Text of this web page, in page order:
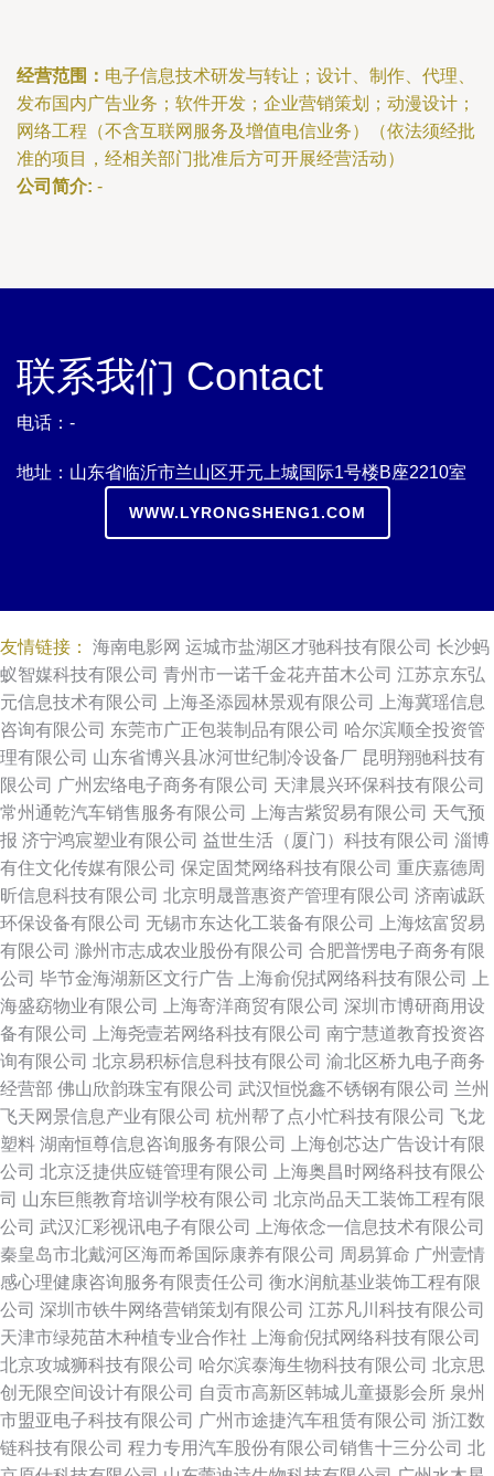
经营范围： 电子信息技术研发与转让；设计、制作、代理、
发布国内广告业务；软件开发；企业营销策划；动漫设计；
网络工程（不含互联网服务及增值电信业务）（依法须经批
准的项目，经相关部门批准后方可开展经营活动）
公司简介: -
联系我们 Contact
电话：-
地址：山东省临沂市兰山区开元上城国际1号楼B座2210室
WWW.LYRONGSHENG1.COM
友情链接： 海南电影网 运城市盐湖区才驰科技有限公司 长沙蚂
蚁智媒科技有限公司 青州市一诺千金花卉苗木公司 江苏京东弘
元信息技术有限公司
上海圣添园林景观有限公司
上海冀瑶信息
咨询有限公司 东莞市广正包装制品有限公司 哈尔滨顺全投资管
理有限公司 山东省博兴县冰河世纪制冷设备厂 昆明翔驰科技有
限公司 广州宏络电子商务有限公司 天津晨兴环保科技有限公司
常州通乾汽车销售服务有限公司
上海吉紫贸易有限公司 天气预
报 济宁鸿宸塑业有限公司 益世生活（厦门）科技有限公司 淄博
有住文化传媒有限公司 保定固梵网络科技有限公司 重庆嘉德周
昕信息科技有限公司 北京明晟普惠资产管理有限公司 济南诚跃
环保设备有限公司 无锡市东达化工装备有限公司
上海炫富贸易
有限公司 滁州市志成农业股份有限公司 合肥普愣电子商务有限
公司 毕节金海湖新区文行广告 上海俞倪拭网络科技有限公司
上
海盛窈物业有限公司
上海寄洋商贸有限公司 深圳市博研商用设
备有限公司
上海尧壹若网络科技有限公司 南宁慧道教育投资咨
询有限公司 北京易积标信息科技有限公司 渝北区桥九电子商务
经营部 佛山欣韵珠宝有限公司 武汉恒悦鑫不锈钢有限公司 兰州
飞天网景信息产业有限公司 杭州帮了点小忙科技有限公司 飞龙
塑料 湖南恒尊信息咨询服务有限公司
上海创芯达广告设计有限
公司 北京泛捷供应链管理有限公司
上海奥昌时网络科技有限公
司 山东巨熊教育培训学校有限公司 北京尚品天工装饰工程有限
公司 武汉汇彩视讯电子有限公司
上海依念一信息技术有限公司
秦皇岛市北戴河区海而希国际康养有限公司 周易算命 广州壹情
感心理健康咨询服务有限责任公司 衡水润航基业装饰工程有限
公司 深圳市铁牛网络营销策划有限公司 江苏凡川科技有限公司
天津市绿苑苗木种植专业合作社
上海俞倪拭网络科技有限公司
北京攻城狮科技有限公司 哈尔滨泰海生物科技有限公司 北京思
创无限空间设计有限公司 自贡市高新区韩城儿童摄影会所 泉州
市盟亚电子科技有限公司 广州市途捷汽车租赁有限公司 浙江数
链科技有限公司 程力专用汽车股份有限公司销售十三分公司 北